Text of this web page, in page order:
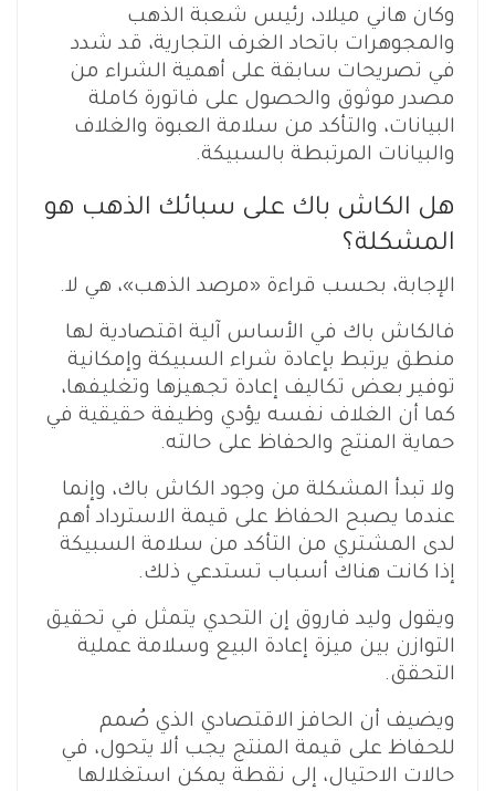
وكان هاني ميلاد، رئيس شعبة الذهب
والمجوهرات باتحاد الغرف التجارية، قد شدد
في تصريحات سابقة على أهمية الشراء من
مصدر موثوق والحصول على فاتورة كاملة
البيانات، والتأكد من سلامة العبوة والغلاف
والبيانات المرتبطة بالسبيكة.
هل الكاش باك على سبائك الذهب هو
المشكلة؟
الإجابة، بحسب قراءة «مرصد الذهب»، هي لا.
فالكاش باك في الأساس آلية اقتصادية لها
منطق يرتبط بإعادة شراء السبيكة وإمكانية
توفير بعض تكاليف إعادة تجهيزها وتغليفها،
كما أن الغلاف نفسه يؤدي وظيفة حقيقية في
حماية المنتج والحفاظ على حالته.
ولا تبدأ المشكلة من وجود الكاش باك، وإنما
عندما يصبح الحفاظ على قيمة الاسترداد أهم
لدى المشتري من التأكد من سلامة السبيكة
إذا كانت هناك أسباب تستدعي ذلك.
ويقول وليد فاروق إن التحدي يتمثل في تحقيق
التوازن بين ميزة إعادة البيع وسلامة عملية
التحقق.
ويضيف أن الحافز الاقتصادي الذي صُمم
للحفاظ على قيمة المنتج يجب ألا يتحول، في
حالات الاحتيال، إلى نقطة يمكن استغلالها